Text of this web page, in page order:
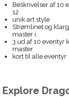
Beskrivelser af 10
12.
unik art style
Strømlinet og
master i.
3 ud af 10 eventyr
master
kort til alle eventyr
Explore